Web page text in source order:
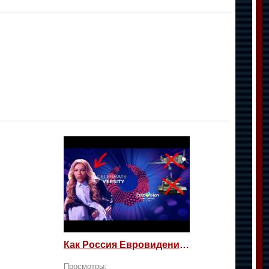
Как Россия Евровидение на жалость берет
Просмотры: